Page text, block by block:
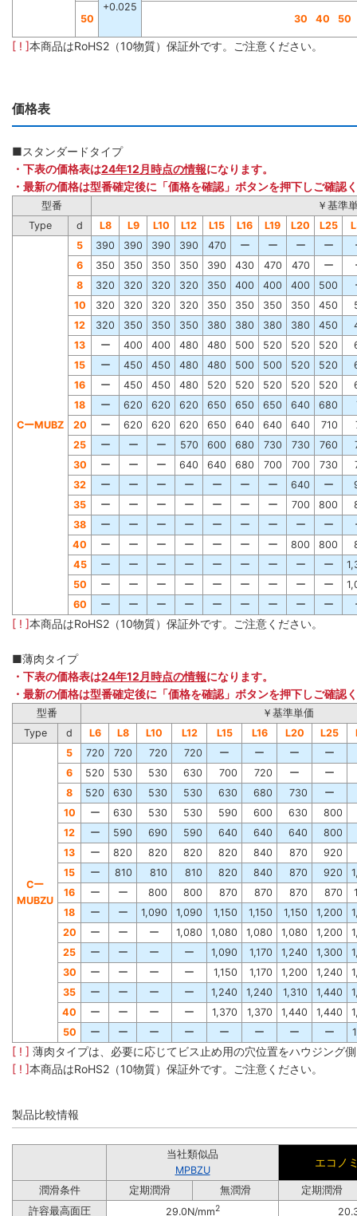
+0.025
50 30 40 50
[ ! ]本商品はRoHS2（10物質）保証外です。ご注意ください。
価格表
■スタンダードタイプ
・下表の価格表は24年12月時点の情報になります。
・最新の価格は型番確定後に「価格を確認」ボタンを押下しご確認
型番
￥基準
Type
d L8 L9 L10 L12 L15 L16 L19 L20 L25
CーMUBZ
5 390 390 390 390 470 ー ー ー ー
6
350 350 350 350 390 430 470 470 ー
8
320 320 320 320 350 400 400 400 500
10
320 320 320 320 350 350 350 350 450
12
320 350 350 350 380 380 380 380 450
13
ー 400 400 480 480 500 520 520 520
15
ー 450 450 480 480 500 500 520 520
16
ー 450 450 480 520 520 520 520 520
18
ー 620 620 620 650 650 650 640 680
20
ー 620 620 620 650 640 640 640 710
25
ー ー ー 570 600 680 730 730 760
30
ー ー ー 640 640 680 700 700 730
32
ー ー ー ー ー ー ー 640 ー
35
ー ー ー ー ー ー ー 700 800
38
ー ー ー ー ー ー ー ー ー
40
ー ー ー ー ー ー ー 800 800
45
ー ー ー ー ー ー ー ー ー
50
ー ー ー ー ー ー ー ー ー
60
ー ー ー ー ー ー ー ー ー
[ ! ]本商品はRoHS2（10物質）保証外です。ご注意ください。
■薄肉タイプ
・下表の価格表は24年12月時点の情報になります。
・最新の価格は型番確定後に「価格を確認」ボタンを押下しご確認
型番
￥基準単価
Type
d L6 L8 L10 L12 L15 L16 L20 L25
Cー
MUBZU
5 720 720 720 720 ー ー ー
ー
6
520 530 530 630 700 720 ー
ー
8
520 630 530 530 630 680 730
ー
10
ー 630 530 530 590 600 630
800
12
ー 590 690 590 640 640 640
800
13
ー 820 820 820 820 840 870
920
15
ー 810 810 810 820 840 870 920
16
ー ー 800 800 870 870 870 870
18
ー ー 1,090 1,090 1,150 1,150 1,150 1,200
20
ー ー ー 1,080 1,080 1,080 1,080 1,200
25
ー ー ー ー 1,090 1,170 1,240 1,300
30
ー ー ー ー 1,150 1,170 1,200 1,240
35
ー ー ー ー 1,240 1,240 1,310 1,440
40
ー ー ー ー 1,370 1,370 1,440 1,440
50
ー ー ー ー ー ー ー ー
[ ! ] 薄肉タイプは、必要に応じてビス止め用の穴位置をハウジング
[ ! ]本商品はRoHS2（10物質）保証外です。ご注意ください。
製品比較情報
当社類似品
MPBZU
エコノ
潤滑条件 定期潤滑 無潤滑
定期潤滑
許容最高面圧
29.0N/mm2